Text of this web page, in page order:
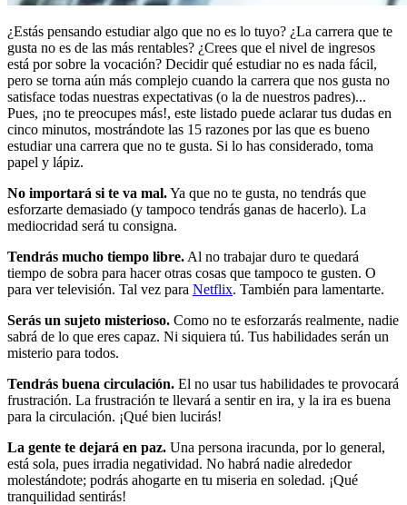
¿Estás pensando estudiar algo que no es lo tuyo? ¿La carrera que te
gusta no es de las más rentables? ¿Crees que el nivel de ingresos
está por sobre la vocación? Decidir qué estudiar no es nada fácil,
pero se torna aún más complejo cuando la carrera que nos gusta no
satisface todas nuestras expectativas (o la de nuestros padres)...
Pues, ¡no te preocupes más!, este listado puede aclarar tus dudas en
cinco minutos, mostrándote las 15 razones por las que es bueno
estudiar una carrera que no te gusta. Si lo has considerado, toma
papel y lápiz.
No importará si te va mal.Ya que no te gusta, no tendrás que
esforzarte demasiado (y tampoco tendrás ganas de hacerlo). La
mediocridad será tu consigna.
Tendrás mucho tiempo libre. Al no trabajar duro te quedará
tiempo de sobra para hacer otras cosas que tampoco te gusten. O
para ver televisión. Tal vez para Netflix. También para lamentarte.
Serás un sujeto misterioso. Como no te esforzarás realmente, nadie
sabrá de lo que eres capaz. Ni siquiera tú. Tus habilidades serán un
misterio para todos.
Tendrás buena circulación. El no usar tus habilidades te provocará
frustración. La frustración te llevará a sentir en ira, y la ira es buena
para la circulación. ¡Qué bien lucirás!
La gente te dejará en paz. Una persona iracunda, por lo general,
está sola, pues irradia negatividad. No habrá nadie alrededor
molestándote; podrás ahogarte en tu miseria en soledad. ¡Qué
tranquilidad sentirás!